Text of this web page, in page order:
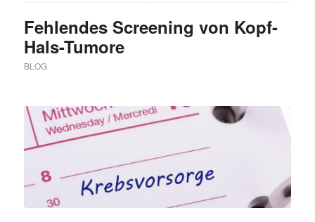
Fehlendes Screening von Kopf-
Hals-Tumore
BLOG